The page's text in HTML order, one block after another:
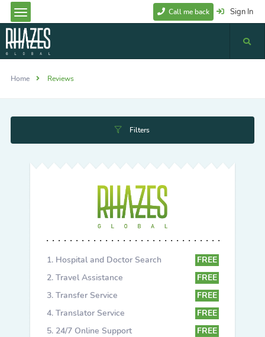
Sign In
Call me back
Home Reviews
Filters
Hospital and Doctor Search
FREE
Travel Assistance
FREE
Transfer Service
FREE
Translator Service
FREE
24/7 Online Support
FREE